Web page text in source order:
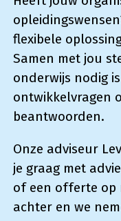
flexibele
Samen met jou
onderwijs nodig
ontwikkelvragen
beantwoorden.
Onze adviseur
je graag met
of een offerte op
achter en we